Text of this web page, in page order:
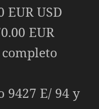
EUR USD
EUR
9427 E/ 94 y